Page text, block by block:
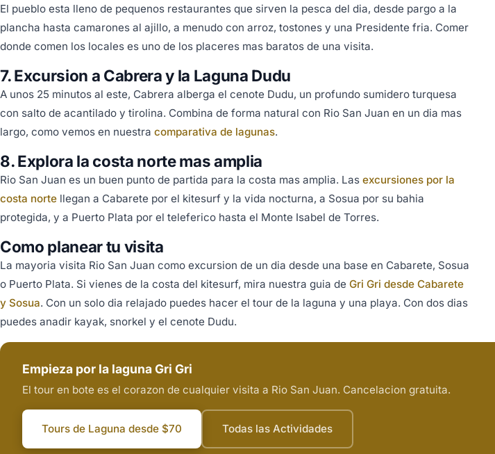
El pueblo esta lleno de pequenos restaurantes que sirven la pesca del dia, desde pargo a la
plancha hasta camarones al ajillo, a menudo con arroz, tostones y una Presidente fria. Comer
donde comen los locales es uno de los placeres mas baratos de una visita.
7. Excursion a Cabrera y la Laguna Dudu
A unos 25 minutos al este, Cabrera alberga el cenote Dudu, un profundo sumidero turquesa
con salto de acantilado y tirolina. Combina de forma natural con Rio San Juan en un dia mas
largo, como vemos en nuestra comparativa de lagunas.
8. Explora la costa norte mas amplia
Rio San Juan es un buen punto de partida para la costa mas amplia. Las excursiones por la
costa norte llegan a Cabarete por el kitesurf y la vida nocturna, a Sosua por su bahia
protegida, y a Puerto Plata por el teleferico hasta el Monte Isabel de Torres.
Como planear tu visita
La mayoria visita Rio San Juan como excursion de un dia desde una base en Cabarete, Sosua
o Puerto Plata. Si vienes de la costa del kitesurf, mira nuestra guia de Gri Gri desde Cabarete
y Sosua. Con un solo dia relajado puedes hacer el tour de la laguna y una playa. Con dos dias
puedes anadir kayak, snorkel y el cenote Dudu.
Empieza por la laguna Gri Gri
El tour en bote es el corazon de cualquier visita a Rio San Juan. Cancelacion gratuita.
Tours de Laguna desde $70 Todas las Actividades